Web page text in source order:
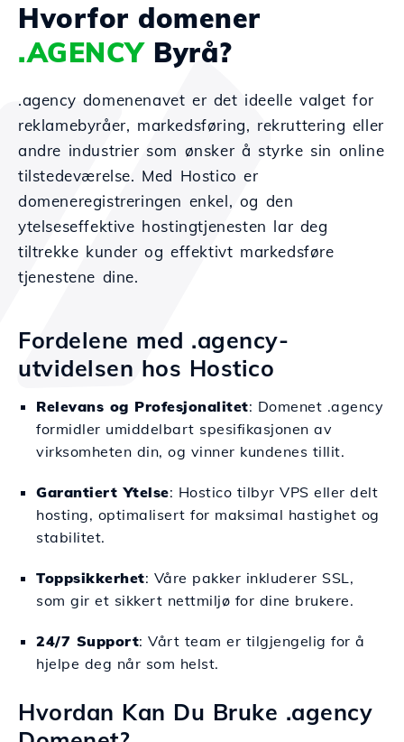
Hvorfor domener
.AGENCYByrå?
.agency domenenavet er det ideelle valget for
reklamebyråer, markedsføring, rekruttering eller
andre industrier som ønsker å styrke sin online
tilstedeværelse. Med Hostico er
domeneregistreringen enkel, og den
ytelseseffektive hostingtjenesten lar deg
tiltrekke kunder og effektivt markedsføre
tjenestene dine.
Fordelene med .agency-
utvidelsen hos Hostico
Relevans og Profesjonalitet: Domenet .agency
formidler umiddelbart spesifikasjonen av
virksomheten din, og vinner kundenes tillit.
Garantiert Ytelse: Hostico tilbyr VPS eller delt
hosting, optimalisert for maksimal hastighet og
stabilitet.
Toppsikkerhet: Våre pakker inkluderer SSL,
som gir et sikkert nettmiljø for dine brukere.
24/7 Support: Vårt team er tilgjengelig for å
hjelpe deg når som helst.
Hvordan Kan Du Bruke .agency